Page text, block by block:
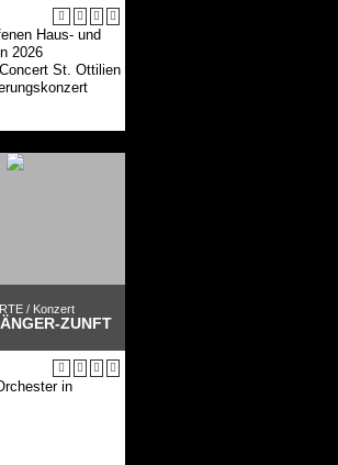
4. Kammerkonzert:
Götterfunken II
Gute Musik ist kein Zufall
5. Akademiekonzert:
Götterfunken III
6. Akademiekonzert: Vladimir
weltweit.
Haus- und
2026
St. Ottilien
/ Konzert
ZUNFT
in